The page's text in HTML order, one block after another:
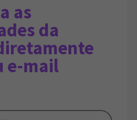
as
da
e-mail